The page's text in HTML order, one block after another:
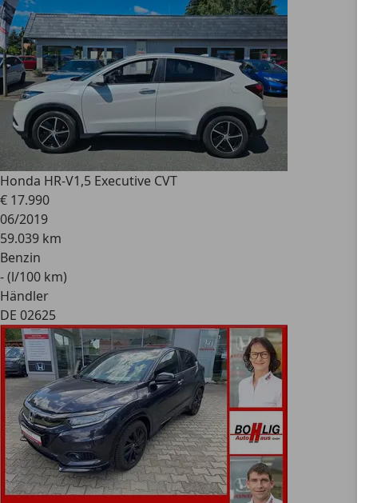
Honda HR-V1,5 Executive CVT
€ 17.990
06/2019
59.039 km
Benzin
- (l/100 km)
Händler
DE 02625